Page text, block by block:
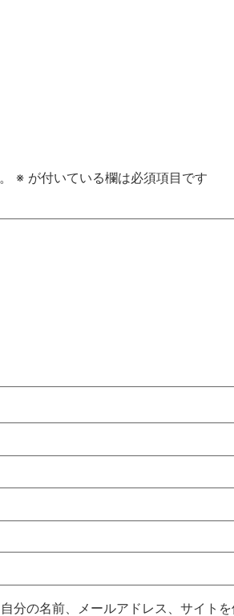
※ が付いている欄は必須項目です
分の名前、メールアドレス、サイト